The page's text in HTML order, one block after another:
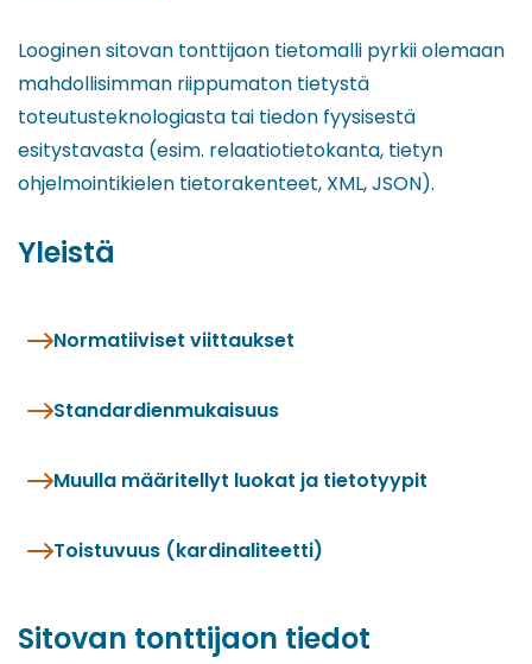
Looginen sitovan tonttijaon tietomalli pyrkii olemaan
mahdollisimman riippumaton tietystä
toteutusteknologiasta tai tiedon fyysisestä
esitystavasta (esim. relaatiotietokanta, tietyn
ohjelmointikielen tietorakenteet, XML, JSON).
Yleistä
Normatiiviset viittaukset
Standardienmukaisuus
Muulla määritellyt luokat ja tietotyypit
Toistuvuus (kardinaliteetti)
Sitovan tonttijaon tiedot